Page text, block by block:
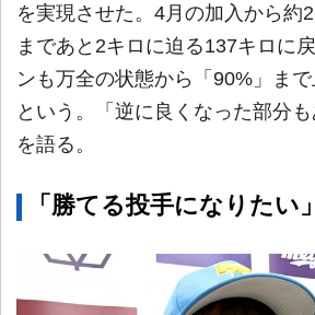
を実現させた。4月の加入から約
まであと2キロに迫る137キロに
ンも万全の状態から「90%」ま
という。「逆に良くなった部分
を語る。
「勝てる投手になりたい」